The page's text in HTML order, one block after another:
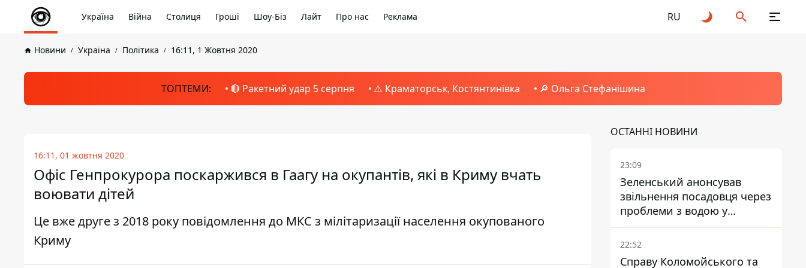
Україна Війна Столиця Гроші Шоу-Біз Лайт Про нас Реклама RU
Новини Україна Політика 16:11, 1 Жовтня 2020
ТОПТЕМИ: 🔴 Ракетний удар 5 серпня ⚠️ Краматорськ, Костянтинівка 🔎 Ольга Стефанішина
16:11, 01 жовтня 2020
Офіс Генпрокурора поскаржився в Гаагу на окупантів, які в Криму вчать
воювати дітей
Це вже друге з 2018 року повідомлення до МКС з мілітаризації населення окупованого
Криму
ОСТАННІ НОВИНИ
23:09
Зеленський анонсував
звільнення посадовця через
проблеми з водою у
Марганці
22:52
Справу Коломойського та